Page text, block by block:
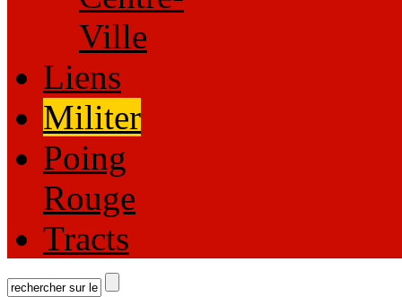
Ville
Liens
Militer
Poing
Rouge
Tracts